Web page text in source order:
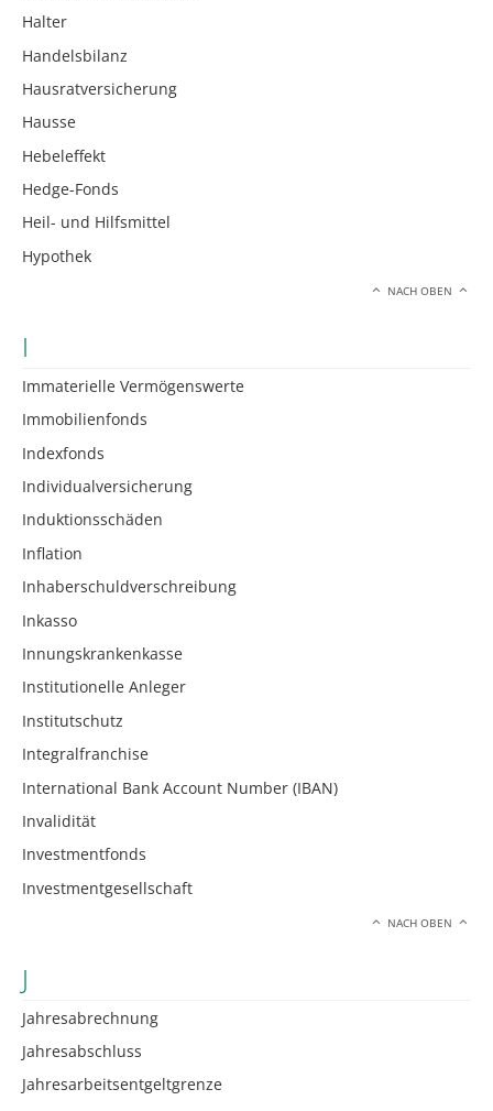
Halter
Handelsbilanz
Hausratversicherung
Hausse
Hebeleffekt
Hedge-Fonds
Heil- und Hilfsmittel
Hypothek
NACH OBEN
I
Immaterielle Vermögenswerte
Immobilienfonds
Indexfonds
Individualversicherung
Induktionsschäden
Inflation
Inhaberschuldverschreibung
Inkasso
Innungskrankenkasse
Institutionelle Anleger
Institutschutz
Integralfranchise
International Bank Account Number (IBAN)
Invalidität
Investmentfonds
Investmentgesellschaft
NACH OBEN
J
Jahresabrechnung
Jahresabschluss
Jahresarbeitsentgeltgrenze